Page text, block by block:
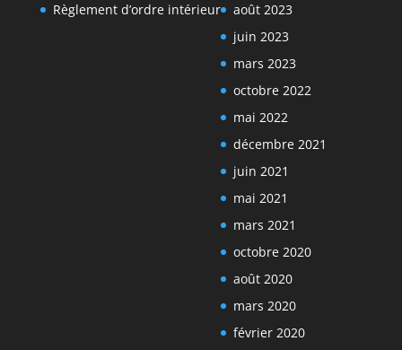
Règlement d’ordre intérieur
août 2023
juin 2023
mars 2023
octobre 2022
mai 2022
décembre 2021
juin 2021
mai 2021
mars 2021
octobre 2020
août 2020
mars 2020
février 2020